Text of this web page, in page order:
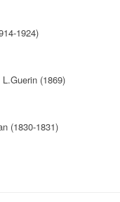
1924)
(1869)
(1830-1831)